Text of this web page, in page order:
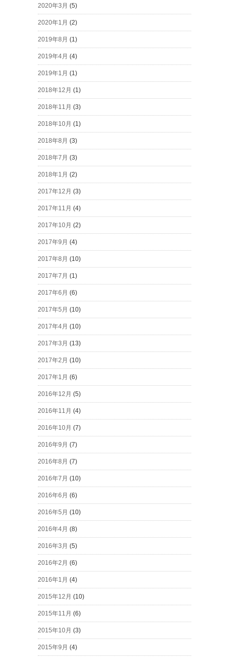
2020年3月 (5)
2020年1月 (2)
2019年8月 (1)
2019年4月 (4)
2019年1月 (1)
2018年12月 (1)
2018年11月 (3)
2018年10月 (1)
2018年8月 (3)
2018年7月 (3)
2018年1月 (2)
2017年12月 (3)
2017年11月 (4)
2017年10月 (2)
2017年9月 (4)
2017年8月 (10)
2017年7月 (1)
2017年6月 (6)
2017年5月 (10)
2017年4月 (10)
2017年3月 (13)
2017年2月 (10)
2017年1月 (6)
2016年12月 (5)
2016年11月 (4)
2016年10月 (7)
2016年9月 (7)
2016年8月 (7)
2016年7月 (10)
2016年6月 (6)
2016年5月 (10)
2016年4月 (8)
2016年3月 (5)
2016年2月 (6)
2016年1月 (4)
2015年12月 (10)
2015年11月 (6)
2015年10月 (3)
2015年9月 (4)